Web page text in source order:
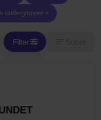
undergrupper +
Filter